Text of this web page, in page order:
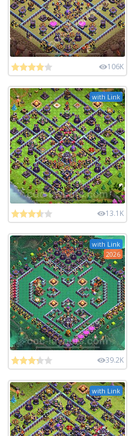
106K
with Link
13.1K
with Link
2026
39.2K
with Link